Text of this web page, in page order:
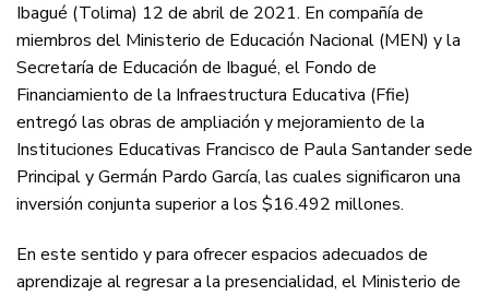
Ibagué (Tolima) 12 de abril de 2021. En compañía de
miembros del Ministerio de Educación Nacional (MEN) y la
Secretaría de Educación de Ibagué, el Fondo de
Financiamiento de la Infraestructura Educativa (Ffie)
entregó las obras de ampliación y mejoramiento de la
Instituciones Educativas Francisco de Paula Santander sede
Principal y Germán Pardo García, las cuales significaron una
inversión conjunta superior a los $16.492 millones.
En este sentido y para ofrecer espacios adecuados de
aprendizaje al regresar a la presencialidad, el Ministerio de